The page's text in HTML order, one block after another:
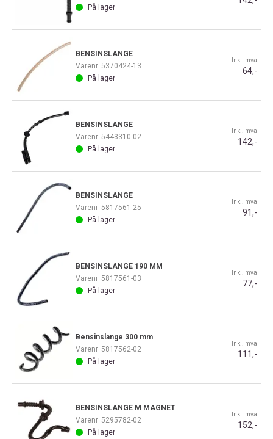
På lager
BENSINSLANGE
Varenr 5370424-13
På lager
Inkl. mva
64,-
BENSINSLANGE
Varenr 5443310-02
På lager
Inkl. mva
142,-
BENSINSLANGE
Varenr 5817561-25
På lager
Inkl. mva
91,-
BENSINSLANGE 190 MM
Varenr 5817561-03
På lager
Inkl. mva
77,-
Bensinslange 300 mm
Varenr 5817562-02
På lager
Inkl. mva
111,-
BENSINSLANGE M MAGNET
Varenr 5295782-02
På lager
Inkl. mva
152,-